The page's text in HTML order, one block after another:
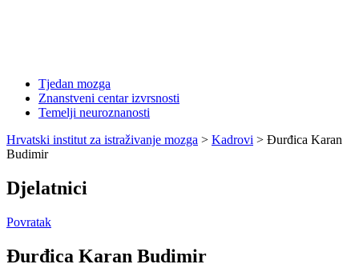
Tjedan mozga
Znanstveni centar izvrsnosti
Temelji neuroznanosti
Hrvatski institut za istraživanje mozga > Kadrovi > Đurđica Karan
Budimir
Djelatnici
Povratak
Đurđica Karan Budimir